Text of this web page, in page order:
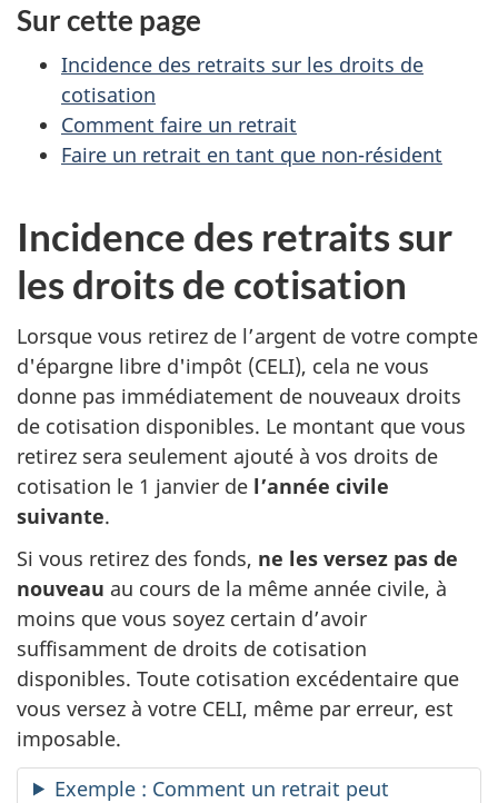
Sur cette page
Incidence des retraits sur les droits de
cotisation
Comment faire un retrait
Faire un retrait en tant que non-résident
Incidence des retraits sur
les droits de cotisation
Lorsque vous retirez de l’argent de votre compte
d'épargne libre d'impôt (CELI), cela ne vous
donne pas immédiatement de nouveaux droits
de cotisation disponibles. Le montant que vous
retirez sera seulement ajouté à vos droits de
cotisation le 1 janvier de l’année civile
suivante.
Si vous retirez des fonds, ne les versez pas de
nouveau au cours de la même année civile, à
moins que vous soyez certain d’avoir
suffisamment de droits de cotisation
disponibles. Toute cotisation excédentaire que
vous versez à votre CELI, même par erreur, est
imposable.
Exemple : Comment un retrait peut